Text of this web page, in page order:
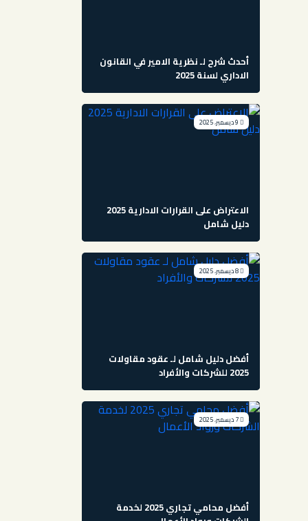
أحدث شرح لـ نظرية الامير في القانون
الاداري لسنة 2025
الاعتراض على القرارات الادارية 2025
دليل شامل
8 ديسمبر، 2025
أفضل دليل شامل لـ عقود مقاولات
2025 للشركات والأفراد
7 ديسمبر، 2025
أفضل محامي تجاري 2025 لخدمة